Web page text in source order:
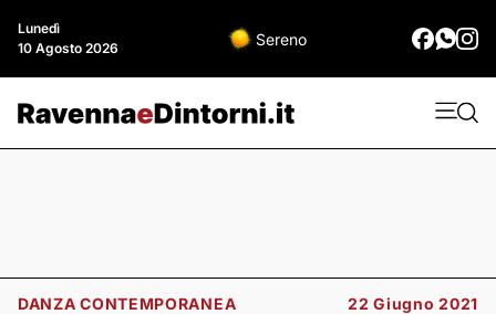
Lunedì
10 Agosto 2026
Sereno
DANZA CONTEMPORANEA 22 Giugno 2021